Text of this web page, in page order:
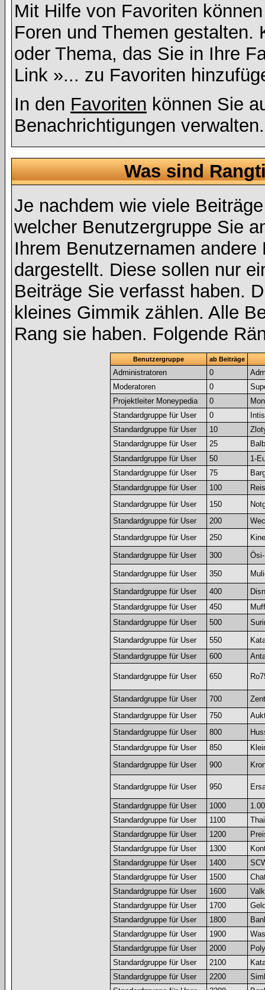
Mit Hilfe von Favoriten
Foren und Themen
oder Thema, das Sie in Ihre
Link »... zu Favoriten
In den Favoriten können Sie
Benachrichtigungen verwalten.
Was sind
Je nachdem wie viele
welcher Benutzergruppe Sie
Ihrem Benutzernamen
dargestellt. Diese sollen nur
Beiträge Sie verfasst haben.
kleines Gimmik zählen. Alle
Rang sie haben. Folgende
Benutzergruppe ab Beiträge
Administratoren 0
Moderatoren
0
Projektleiter Moneypedia
0
Standardgruppe für User
0
Standardgruppe für User
10
Standardgruppe für User
25
Standardgruppe für User
50
1-
Standardgruppe für User
75
Standardgruppe für User
100
Standardgruppe für User
150
Standardgruppe für User
200
Standardgruppe für User
250
Standardgruppe für User
300
Standardgruppe für User 350
Standardgruppe für User
400
Standardgruppe für User
450
Standardgruppe für User
500
Standardgruppe für User
550
Standardgruppe für User
600
Standardgruppe für User 650
Standardgruppe für User 700
Standardgruppe für User
750
Standardgruppe für User
800
Standardgruppe für User
850
Standardgruppe für User
900
Standardgruppe für User 950
Standardgruppe für User 1000
Standardgruppe für User
1100
Standardgruppe für User
1200
Standardgruppe für User
1300
Standardgruppe für User
1400
Standardgruppe für User
1500
Standardgruppe für User
1600
Standardgruppe für User
1700
Standardgruppe für User
1800
Standardgruppe für User
1900
Standardgruppe für User
2000
Standardgruppe für User
2100
Standardgruppe für User
2200